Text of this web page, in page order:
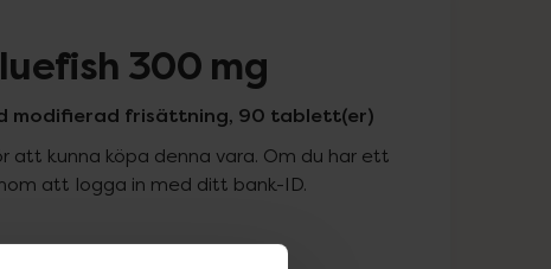
300 mg
modifierad frisättning, 90 tablett(er)
att kunna köpa denna vara. Om du har ett
att logga in med ditt bank-ID.
med recept